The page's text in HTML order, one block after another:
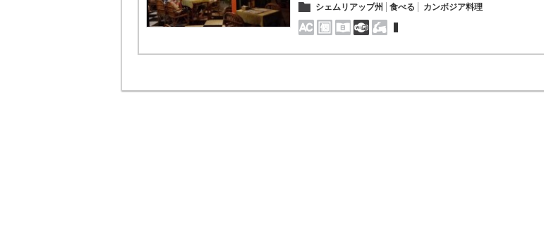
シェムリアップ州 食べる カンボジア料理